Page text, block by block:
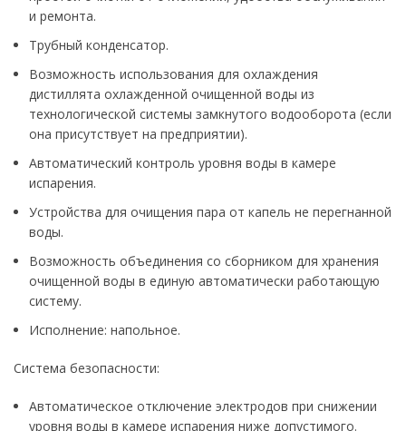
и ремонта.
Трубный конденсатор.
Возможность использования для охлаждения
дистиллята охлажденной очищенной воды из
технологической системы замкнутого водооборота (если
она присутствует на предприятии).
Автоматический контроль уровня воды в камере
испарения.
Устройства для очищения пара от капель не перегнанной
воды.
Возможность объединения со сборником для хранения
очищенной воды в единую автоматически работающую
систему.
Исполнение: напольное.
Система безопасности:
Автоматическое отключение электродов при снижении
уровня воды в камере испарения ниже допустимого.